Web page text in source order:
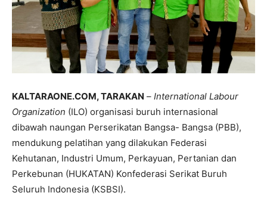
KALTARAONE.COM, TARAKAN – International Labour
Organization (ILO) organisasi buruh internasional
dibawah naungan Perserikatan Bangsa- Bangsa (PBB),
mendukung pelatihan yang dilakukan Federasi
Kehutanan, Industri Umum, Perkayuan, Pertanian dan
Perkebunan (HUKATAN) Konfederasi Serikat Buruh
Seluruh Indonesia (KSBSI).